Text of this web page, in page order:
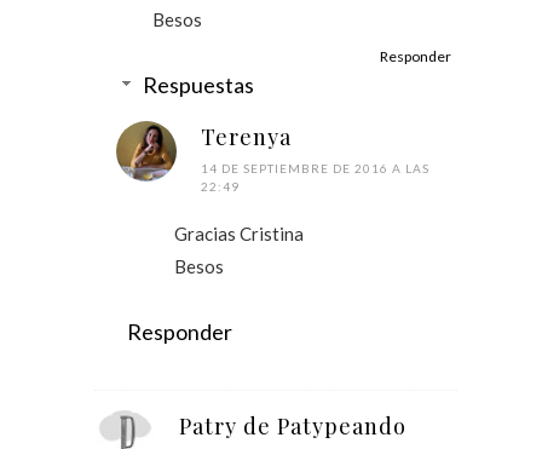
Besos
Responder
Respuestas
Terenya
14 DE SEPTIEMBRE DE 2016 A LAS
22:49
Gracias Cristina
Besos
Responder
Patry de Patypeando